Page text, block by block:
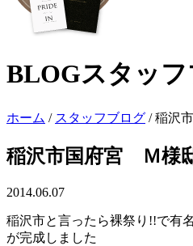
BLOGスタッ
ホーム / スタッフブログ /稲沢
稲沢市国府宮 Ｍ様
2014.06.07
稲沢市と言ったら裸祭り!!で有
が完成しました